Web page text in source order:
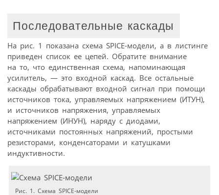
Последовательные каскады
На рис. 1 показана схема SPICE-модели, а в листинге
приведен список ее цепей. Обратите внимание
на то, что единственная схема, напоминающая
усилитель, — это входной каскад. Все остальные
каскады обрабатывают входной сигнал при помощи
источников тока, управляемых напряжением (ИТУН),
и источников напряжения, управляемых
напряжением (ИНУН), наряду с диодами,
источниками постоянных напряжений, простыми
резисторами, конденсаторами и катушками
индуктивности.
Рис. 1. Схема SPICE-модели